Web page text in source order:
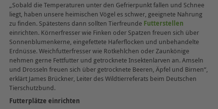
„Sobald die Temperaturen unter den Gefrierpunkt fallen und Schnee
liegt, haben unsere heimischen Vögel es schwer, geeignete Nahrung
zu finden. Spätestens dann sollten Tierfreunde Futterstellen
einrichten. Körnerfresser wie Finken oder Spatzen freuen sich über
Sonnenblumenkerne, eingefettete Haferflocken und unbehandelte
Erdnüsse. Weichfutterfresser wie Rotkehlchen oder Zaunkönige
nehmen gerne Fettfutter und getrocknete Insektenlarven an. Amseln
und Drosseln freuen sich über getrocknete Beeren, Äpfel und Birnen“,
erklärt James Brückner, Leiter des Wildtierreferats beim Deutschen
Tierschutzbund.
Futterplätze einrichten